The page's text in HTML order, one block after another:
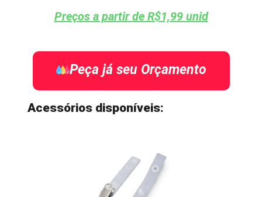
Preços a partir de R$1,99 unid
Peça já seu Orçamento
Acessórios disponíveis: